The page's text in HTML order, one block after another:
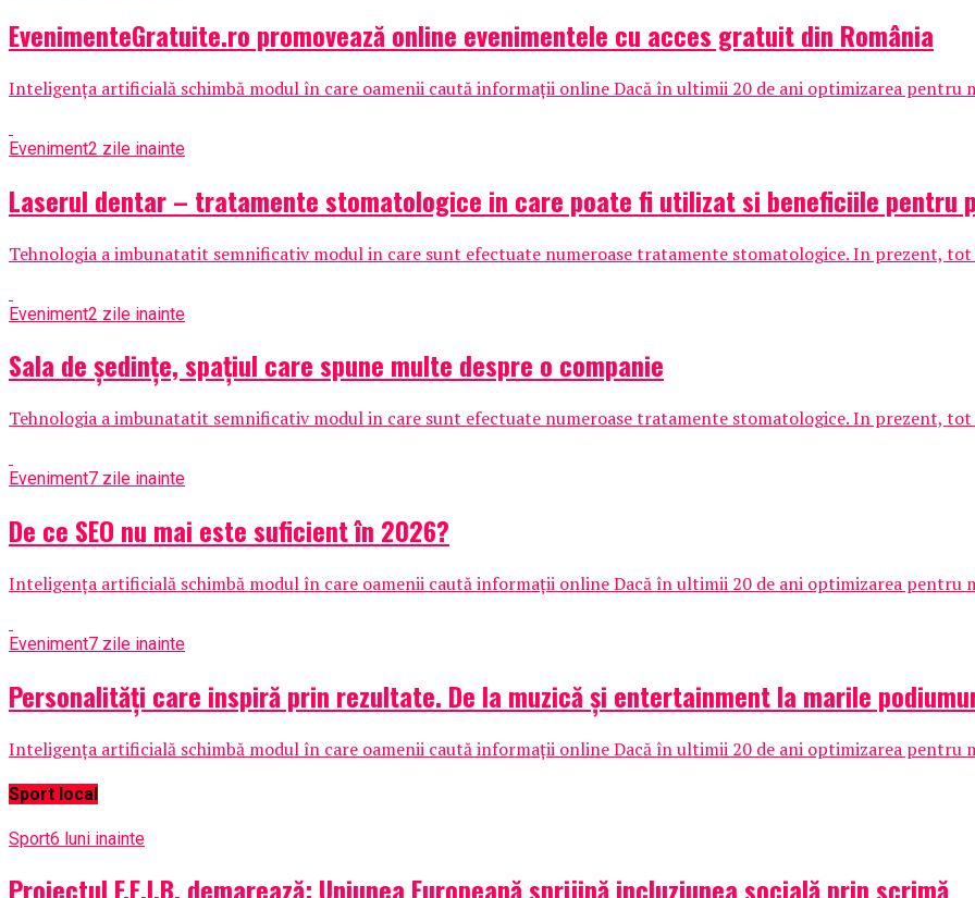
EvenimenteGratuite.ro promovează online evenimentele cu acces gratuit din România
Inteligența artificială schimbă modul în care oamenii caută informații online Dacă în ultimii 20 de ani optimizarea pentru
Eveniment2 zile inainte
Laserul dentar – tratamente stomatologice in care poate fi utilizat si beneficiile pentru
Tehnologia a imbunatatit semnificativ modul in care sunt efectuate numeroase tratamente stomatologice. In prezent,
Eveniment2 zile inainte
Sala de ședințe, spațiul care spune multe despre o companie
Tehnologia a imbunatatit semnificativ modul in care sunt efectuate numeroase tratamente stomatologice. In prezent,
Eveniment7 zile inainte
De ce SEO nu mai este suficient în 2026?
Inteligența artificială schimbă modul în care oamenii caută informații online Dacă în ultimii 20 de ani optimizarea pentru
Eveniment7 zile inainte
Personalități care inspiră prin rezultate. De la muzică și entertainment la marile
Inteligența artificială schimbă modul în care oamenii caută informații online Dacă în ultimii 20 de ani optimizarea pentru
Sport local
Sport6 luni inainte
Proiectul F.E.I.B. demarează: Uniunea Europeană sprijină incluziunea socială prin scrimă